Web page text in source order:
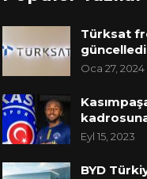
Türksat
güncelledi
Oca 27, 2024
Eyl 15, 2023
BYD